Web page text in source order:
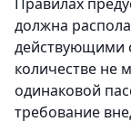
должна
действующими
количестве не
одинаковой
требование